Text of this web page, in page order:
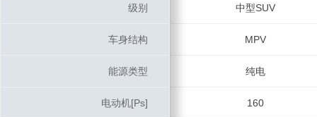
级别 中型SUV
车身结构 MPV
能源类型 纯电
电动机[Ps] 160
级别
车身结构
能源类型
电动机[Ps]